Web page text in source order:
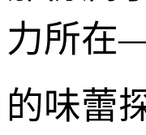
力所在
的味蕾